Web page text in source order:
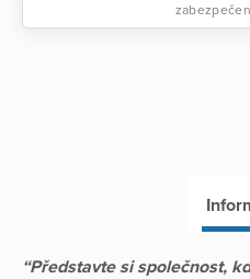
“Představte si společnost,